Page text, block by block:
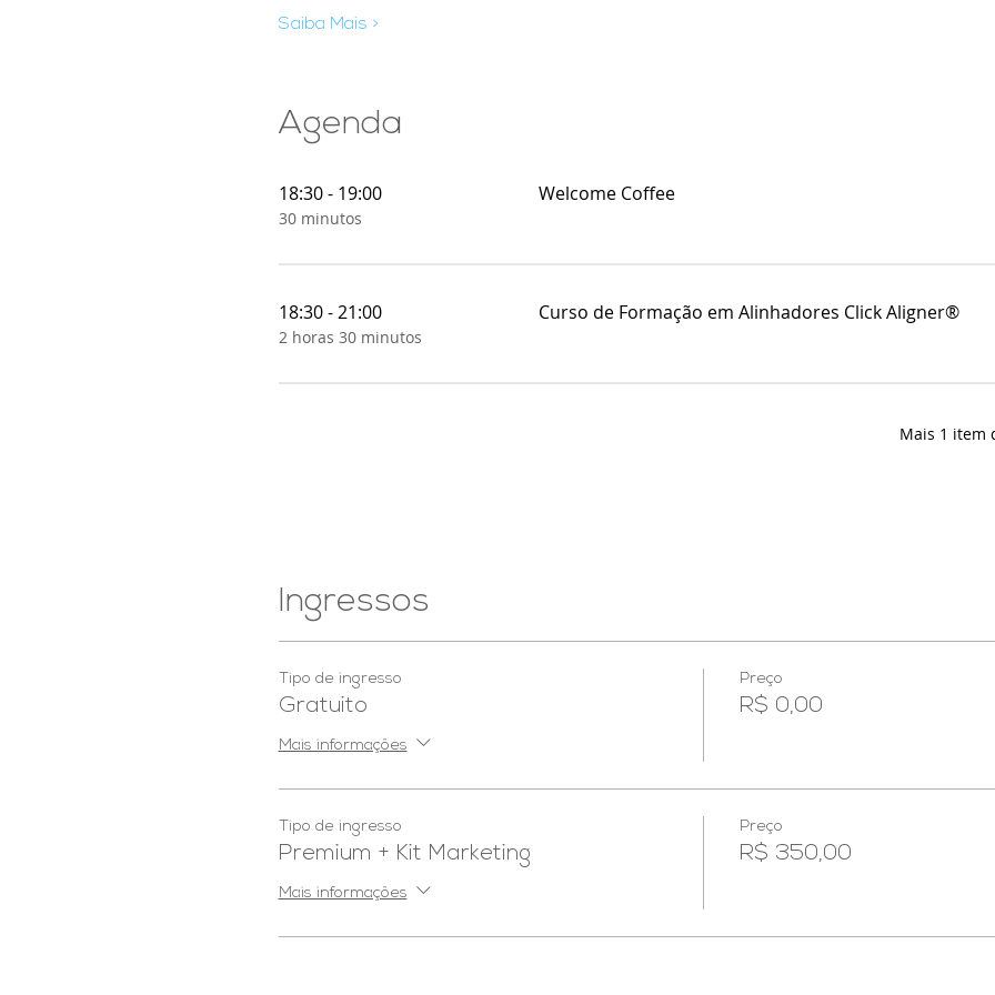
Saiba Mais >
Agenda
18:30 - 19:00
30 minutos
Welcome Coffee
18:30 - 21:00
2 horas 30 minutos
Curso de Formação em Alinhadores Click Aligner®
Mais 1 item
Ingressos
Tipo de ingresso
Gratuito
Mais informações
Preço
R$ 0,00
Tipo de ingresso
Premium + Kit Marketing
Mais informações
Preço
R$ 350,00